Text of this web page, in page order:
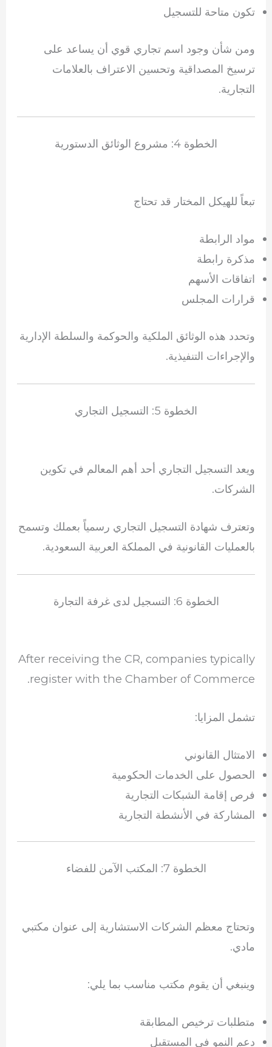
تكون متاحة للتسجيل
ومن شأن وجود اسم تجاري قوي أن يساعد على
ترسيخ المصداقية وتحسين الاعتراف بالعلامات
التجارية.
الخطوة 4: مشروع الوثائق الدستورية
تبعاً للهيكل المختار قد تحتاج
مواد الرابطة
مذكرة رابطة
اتفاقات الأسهم
قرارات المجلس
وتحدد هذه الوثائق الملكية والحوكمة والسلطة الإدارية
والإجراءات التنفيذية.
الخطوة 5: التسجيل التجاري
ويعد التسجيل التجاري أحد أهم المعالم في تكوين
الشركات.
وتعترف شهادة التسجيل التجاري رسمياً بعملك وتسمح
بالعمليات القانونية في المملكة العربية السعودية.
الخطوة 6: التسجيل لدى غرفة التجارة
After receiving the CR, companies typically
register with the Chamber of Commerce.
تشمل المزايا:
الامتثال القانوني
الحصول على الخدمات الحكومية
فرص إقامة الشبكات التجارية
المشاركة في الأنشطة التجارية
الخطوة 7: المكتب الآمن للفضاء
وتحتاج معظم الشركات الاستشارية إلى عنوان مكتبي
مادي.
وينبغي أن يقوم مكتب مناسب بما يلي:
متطلبات ترخيص المطابقة
دعم النمو في المستقبل